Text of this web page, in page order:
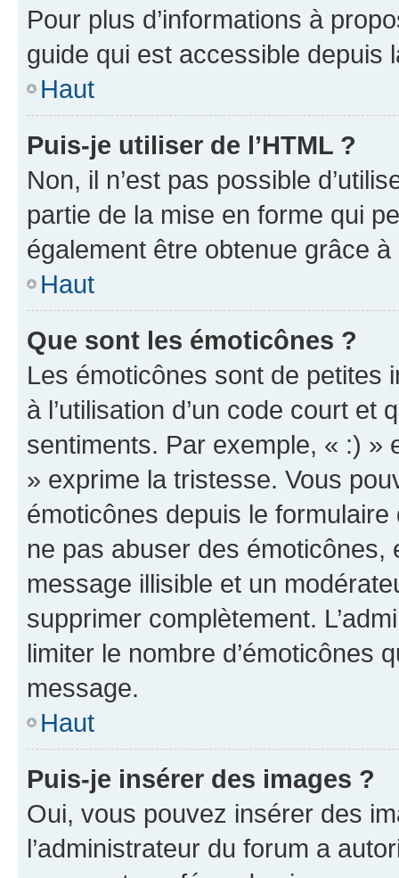
Pour plus d’informations à
guide qui est accessible depuis
Haut
Puis-je utiliser de l’HTML ?
Non, il n’est pas possible
partie de la mise en forme qui
également être obtenue grâce à
Haut
Que sont les émoticônes ?
Les émoticônes sont de petites
à l’utilisation d’un code court et
sentiments. Par exemple, « :) »
» exprime la tristesse. Vous
émoticônes depuis le
ne pas abuser des
message illisible et un
supprimer complètement.
limiter le nombre d’émoticônes
message.
Haut
Puis-je insérer des images ?
Oui, vous pouvez insérer des
l’administrateur du forum a